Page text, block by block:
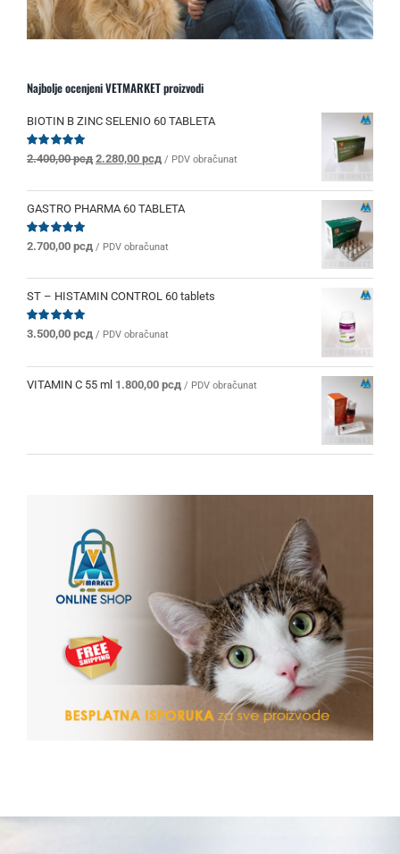
Najbolje ocenjeni VETMARKET proizvodi
BIOTIN B ZINC SELENIO 60 TABLETA
Ocenjeno
od 5
2.400,00рсд Originalna
je
bila:
2.280,00 рсд Trenutna
je:
2.280,00 рсд.
/ PDV obračunat
GASTRO PHARMA 60 TABLETA
Ocenjeno
od 5
2.700,00 рсд / PDV obračunat
ST – HISTAMIN CONTROL 60 tablets
Ocenjeno
od 5
3.500,00 рсд / PDV obračunat
VITAMIN C 55 ml 1.800,00 рсд / PDV obračunat